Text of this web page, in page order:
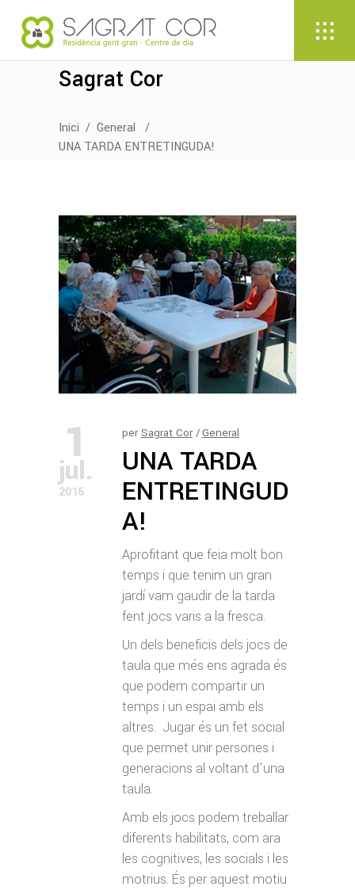
Sagrat Cor
Inici / General
/
UNA TARDA ENTRETINGUDA!
1
jul.
2016
perSagrat Cor General
UNA TARDA
ENTRETINGUD
A!
Aprofitant que feia molt bon
temps i que tenim un gran
jardí vam gaudir de la tarda
fent jocs varis a la fresca.
Un dels beneficis dels jocs de
taula que més ens agrada és
que podem compartir un
temps i un espai amb els
altres. Jugar és un fet social
que permet unir persones i
generacions al voltant d’una
taula.
Amb els jocs podem treballar
diferents habilitats, com ara
les cognitives, les socials i les
motrius. És per aquest motiu